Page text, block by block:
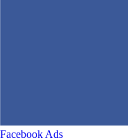
Facebook Ads